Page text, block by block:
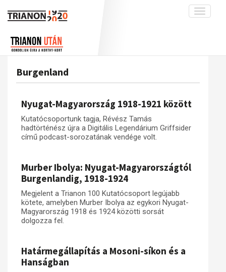
Toggle
A békerendszer megszilárdulása
Utókor és emlékezet
Adatbázis
Emlékművek (feltöltés alatt)
Kapcsolat
Trianon-kommentár
Dokumentumok
Burgenland
Nyugat-Magyarország 1918-1921 között
Kutatócsoportunk tagja, Révész Tamás
hadtörténész újra a Digitális Legendárium Griffsider
című podcast-sorozatának vendége volt.
Murber Ibolya: Nyugat-Magyarországtól
Burgenlandig, 1918-1924
Megjelent a Trianon 100 Kutatócsoport legújabb
kötete, amelyben Murber Ibolya az egykori Nyugat-
Magyarország 1918 és 1924 közötti sorsát
dolgozza fel.
Határmegállapítás a Mosoni-síkon és a
Hanságban